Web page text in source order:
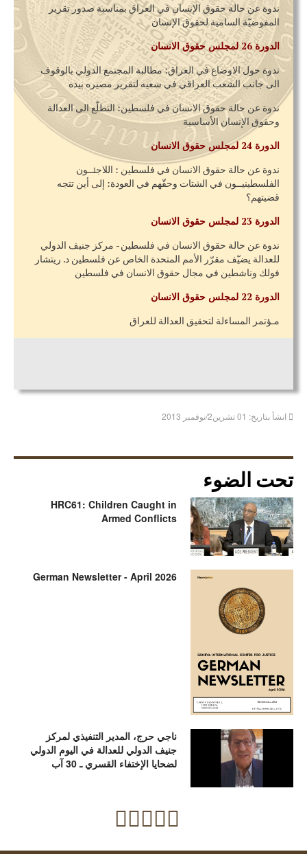
ندوة عن حالة حقوق الإنسان في العراق بمناسبة صدور تقرير
المفوضيّة السامية لحقوق الإنسان
الدورة 26 لمجلس حقوق الانسان
ندوة حول الاوضاع في العراق: مطالبة المجتمع الدولي بالوقوف
الى جانب الشعب العراقي في سعيه لتقرير مصيره بيده
ندوة عن حالة حقوق الانسان في فلسطين: التطلّع الى العدالة
وحقوق الإنسان الأساسية
الدورة 24 لمجلس حقوق الانسان
ندوة عن حالة حقوق الانسان في فلسطين : اللاجئــون
الفلسطينيــون في الشتات وحقّهم في العودة: إلى أين تتجه
قضيتهم؟
الدورة 23 لمجلس حقوق الانسان
ندوة عن حالة حقوق الانسان في فلسطين - مركز جنيف الدولي
للعدالة يضيّف مقرّر الأمم المتحدة الخاص عن فلسطين د. ريتشار
فولك وناشطين في مجال حقوق الانسان في فلسطين
الدورة 22 لمجلس حقوق الانسان
مـؤتمر المساءلة لتحقيق العدالة للعراق
انشأ بتاريخ: 01 تشرين2/نوفمبر 2013
تحت الضوء
HRC61: Children Caught in
Armed Conflicts
German Newsletter - April 2026
ناجي حرج، المدير التنفيذي لمركز
جنيف الدولي للعدالة في اليوم الدولي
لضحايا الإختفاء القسري ـ 30 آب